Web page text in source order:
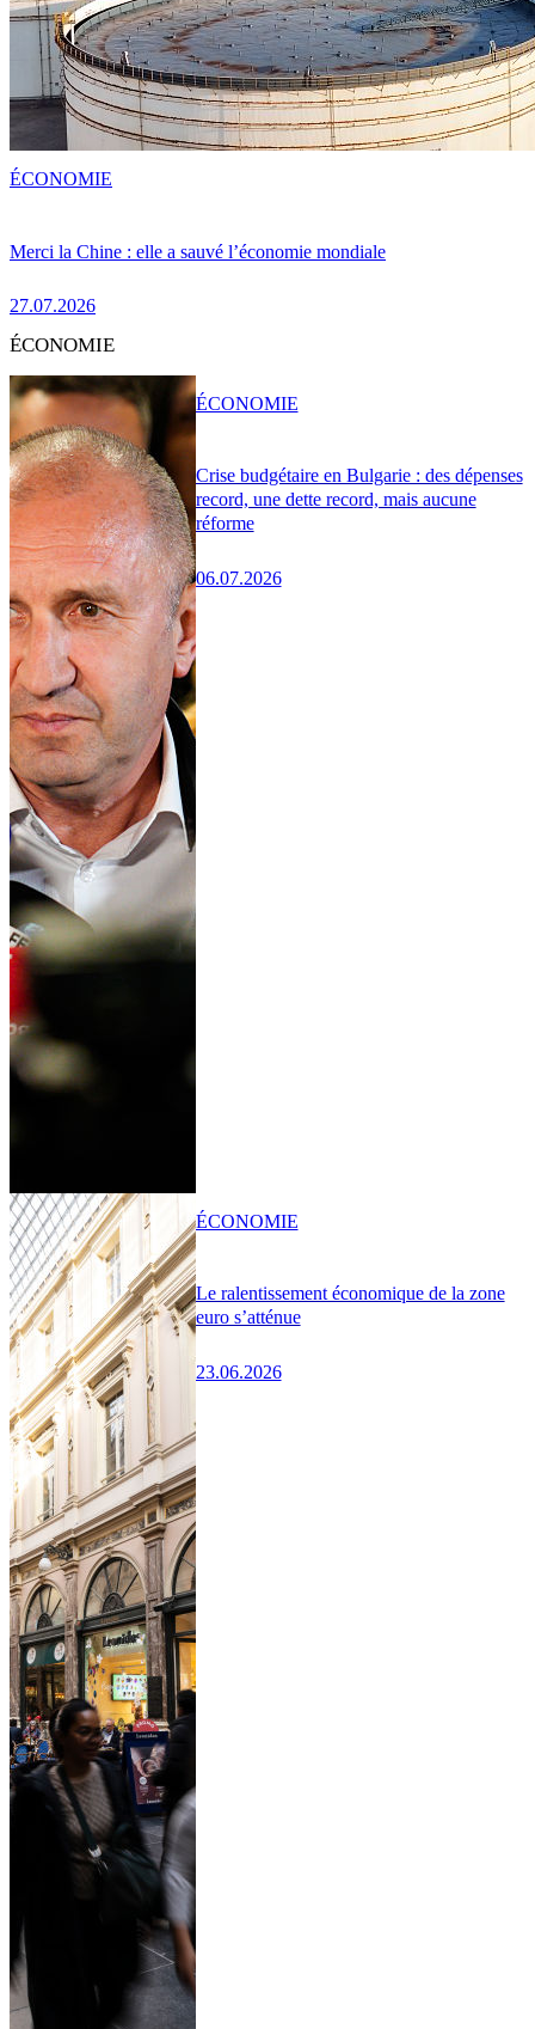
Merci la Chine : elle a sauvé l’économie mondiale
27.07.2026
ÉCONOMIE
ÉCONOMIE
Crise budgétaire en Bulgarie : des dépenses
record, une dette record, mais aucune
réforme
06.07.2026
ÉCONOMIE
Le ralentissement économique de la zone
euro s’atténue
23.06.2026
ÉCONOMIE